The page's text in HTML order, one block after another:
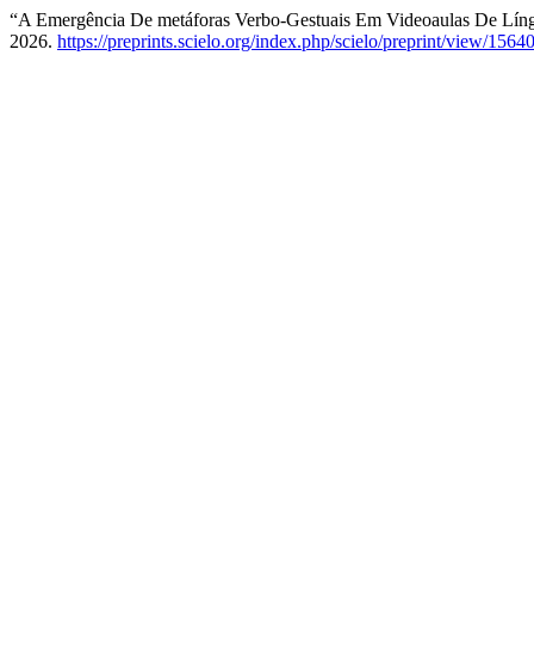
“A Emergência De metáforas Verbo-Gestuais Em Videoaulas De
2026. https://preprints.scielo.org/index.php/scielo/preprint/view/15640